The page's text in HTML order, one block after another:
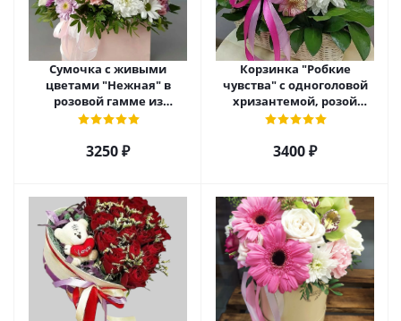
Сумочка с живыми
цветами "Нежная" в
розовой гамме из
кустовой хризантемы,
3250 ₽
Корзинка "Робкие
чувства" с одноголовой
хризантемой, розой
Эквадор и альстромерией
3400 ₽